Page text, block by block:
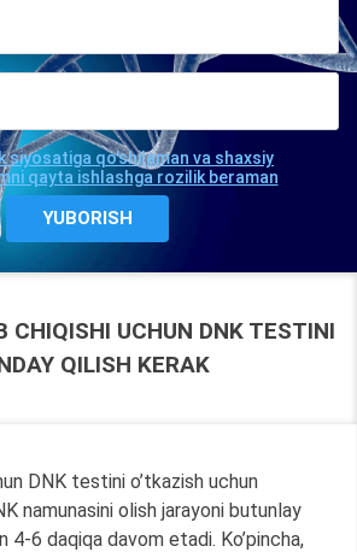
siyosatiga qo'shilaman va shaxsiy
qayta ishlashga rozilik beraman
CHIQISHI UCHUN DNK TESTINI
QILISH KERAK
DNK testini o’tkazish uchun
namunasini olish jarayoni butunlay
4-6 daqiqa davom etadi. Ko’pincha,